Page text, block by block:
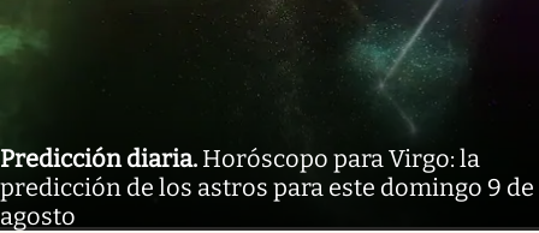
Predicción diaria. Horóscopo para Virgo: la
predicción de los astros para este domingo 9 de
agosto